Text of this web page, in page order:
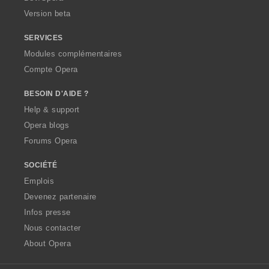
Version beta
SERVICES
Modules complémentaires
Compte Opera
BESOIN D'AIDE ?
Help & support
Opera blogs
Forums Opera
SOCIÉTÉ
Emplois
Devenez partenaire
Infos presse
Nous contacter
About Opera